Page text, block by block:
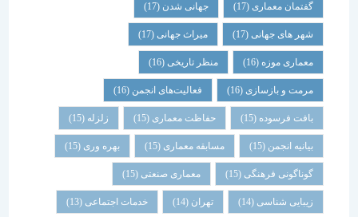
گفتمان معماری (17) جهانی شدن(17)
شهر های جهانی(17) میراث جهانی(17)
معماری موزه(16) منظر تاریخی (16)
مرمت و بازسازی(16) فعالیت‌های انجمن(16)
بافت فرسوده (15) حفاظت معماری (15) زلزله
بیانیه انجمن(15) مسابقه معماری (15) بهره وری(15)
گوناگونی فرهنگی (15) معماری صنعتی(15)
زیبایی شناسی (14) تهران خدمات اجتماعی (13)